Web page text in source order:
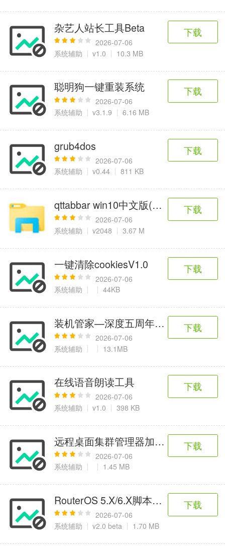
杂艺人站长工具Beta
2026-07-06
系统辅助
v1.0 10.3 MB
下载
聪明狗一键重装系统
2026-07-06
系统辅助
v3.1.9 6.16 MB
下载
grub4dos
2026-07-06
系统辅助
v0.44 811 KB
下载
qttabbar win10中文版(多标签资源管
2026-07-06
系统辅助
v2048 3.67 M
下载
一键清除cookiesV1.0
2026-07-06
系统辅助
44KB
下载
装机管家—深度五周年纪念版
2026-07-06
系统辅助
13.1MB
下载
在线语音朗读工具
2026-07-06
系统辅助
v1.0 398 KB
下载
远程桌面集群管理器加强版 V2.0
2026-07-06
系统辅助
1.45 MB
下载
RouterOS 5.X/6.X脚本生成器
2026-07-06
系统辅助
v2.0 beta 1.70 MB
下载